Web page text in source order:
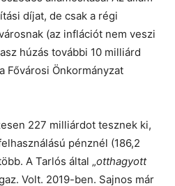
díjat, de csak a régi
(az inflációt nem veszi
húzás további 10 milliárd
Fővárosi Önkormányzat
227 milliárdot tesznek ki,
pénznél (186,2
A Tarlós által „otthagyott
Volt. 2019-ben. Sajnos már